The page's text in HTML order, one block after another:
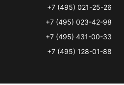
+7 (495) 021-25-26
+7 (495) 023-42-98
+7 (495) 431-00-33
+7 (495) 128-01-88